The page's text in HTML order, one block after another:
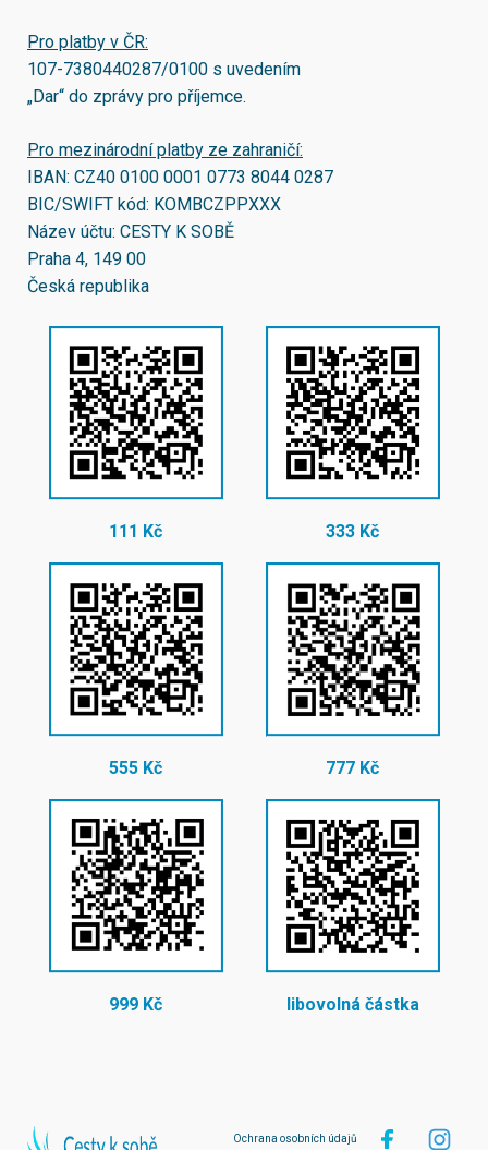
Pro platby v ČR:
107-7380440287/0100 s uvedením
„Dar“ do zprávy pro příjemce.
Pro mezinárodní platby ze zahraničí:
IBAN: CZ40 0100 0001 0773 8044 0287
BIC/SWIFT kód: KOMBCZPPXXX
Název účtu: CESTY K SOBĚ
Praha 4, 149 00
Česká republika
111 Kč 333 Kč
555 Kč 777 Kč
999 Kč libovolná částka
Ochrana osobních údajů